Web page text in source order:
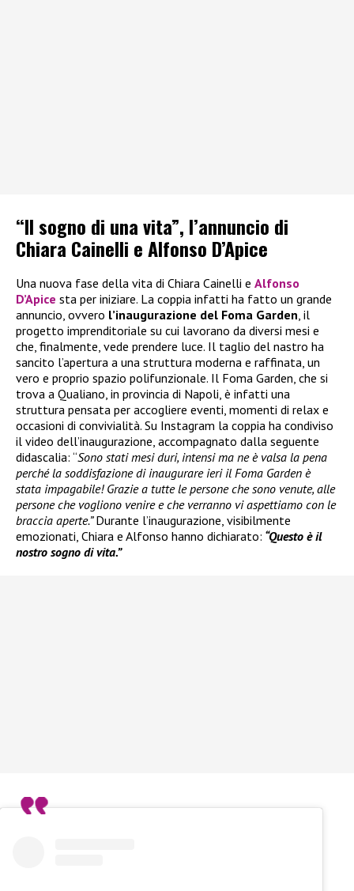
“Il sogno di una vita”, l’annuncio di
Chiara Cainelli e Alfonso D’Apice
Una nuova fase della vita di Chiara Cainelli e Alfonso
D’Apice sta per iniziare. La coppia infatti ha fatto un grande
annuncio, ovvero l’inaugurazione del Foma Garden, il
progetto imprenditoriale su cui lavorano da diversi mesi e
che, finalmente, vede prendere luce. Il taglio del nastro ha
sancito l’apertura a una struttura moderna e raffinata, un
vero e proprio spazio polifunzionale. Il Foma Garden, che si
trova a Qualiano, in provincia di Napoli, è infatti una
struttura pensata per accogliere eventi, momenti di relax e
occasioni di convivialità. Su Instagram la coppia ha condiviso
il video dell’inaugurazione, accompagnato dalla seguente
didascalia: “Sono stati mesi duri, intensi ma ne è valsa la pena
perché la soddisfazione di inaugurare ieri il Foma Garden è
stata impagabile! Grazie a tutte le persone che sono venute, alle
persone che vogliono venire e che verranno vi aspettiamo con le
braccia aperte.”Durante l’inaugurazione, visibilmente
emozionati, Chiara e Alfonso hanno dichiarato: “Questo è il
nostro sogno di vita.”